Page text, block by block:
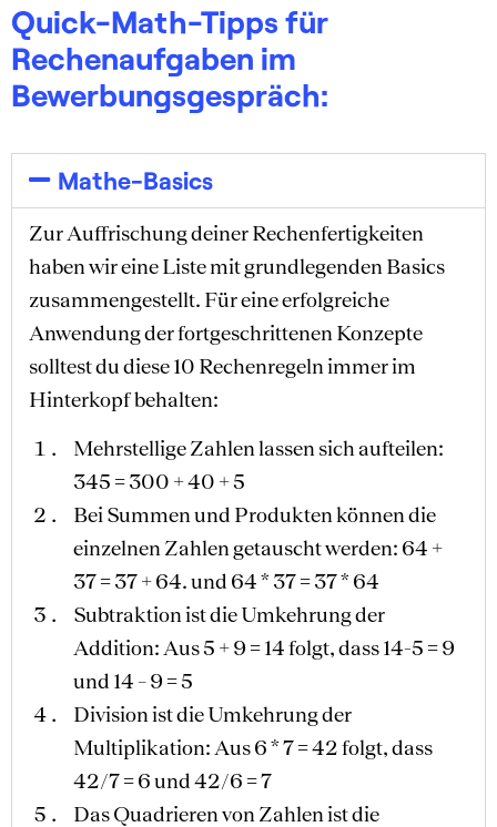
Quick-Math-Tipps für
Rechenaufgaben im
Bewerbungsgespräch:
Mathe-Basics
Zur Auffrischung deiner Rechenfertigkeiten
haben wir eine Liste mit grundlegenden Basics
zusammengestellt. Für eine erfolgreiche
Anwendung der fortgeschrittenen Konzepte
solltest du diese 10 Rechenregeln immer im
Hinterkopf behalten:
Mehrstellige Zahlen lassen sich aufteilen:
345 = 300 + 40 + 5
Bei Summen und Produkten können die
einzelnen Zahlen getauscht werden: 64 +
37 = 37 + 64. und 64 * 37 = 37 * 64
Subtraktion ist die Umkehrung der
Addition: Aus 5 + 9 = 14 folgt, dass 14-5 = 9
und 14 – 9 = 5
Division ist die Umkehrung der
Multiplikation: Aus 6 * 7 = 42 folgt, dass
42/7 = 6 und 42/6 = 7
Das Quadrieren von Zahlen ist die